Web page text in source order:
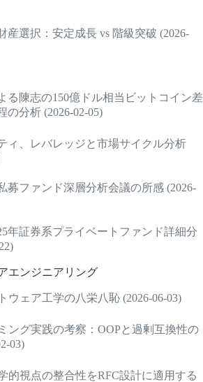
産選択：安定成長 vs 階級突破 (2026-
る陳志の150億ドル相当ビットコイン差
の分析 (2026-02-05)
ィ、レバレッジと市場サイクル分析
募ファンド深層分析会議の所感 (2026-
年証券系プライベートファンド詳細分
エンジニアリング
ウェア工学の八栄八恥 (2026-06-03)
ング実践の考察：OOPと過剰互換性の
03)
的視点の整合性をRFC設計に適用する